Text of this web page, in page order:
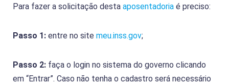
Para fazer a solicitação desta aposentadoria é preciso:
Passo 1: entre no site meu.inss.gov;
Passo 2: faça o login no sistema do governo clicando
em “Entrar”. Caso não tenha o cadastro será necessário